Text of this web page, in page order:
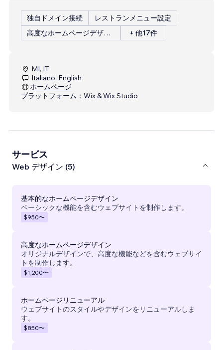
独自ドメイン接続
レストランメニュー設定
高度なホームページデザイン
+ 他17件
MI, IT
Italiano, English
ホームページ
プラットフォーム： Wix & Wix Studio
サービス
Web デザイン (5)
基本的なホームページデザイン
ベーシックな機能を含むウェブサイトを制作します。
$950〜
高度なホームページデザイン
オリジナルデザインで、高度な機能などを含むウェブサイ
トを制作します。
$1,200〜
ホームページリニューアル
ウェブサイトのスタイルやデザインをリニューアルしま
す。
$850〜